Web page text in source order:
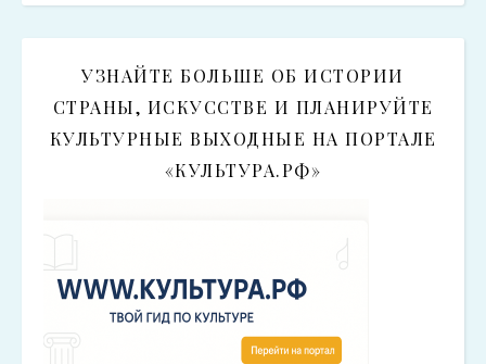
УЗНАЙТЕ БОЛЬШЕ ОБ ИСТОРИИ
СТРАНЫ, ИСКУССТВЕ И ПЛАНИРУЙТЕ
КУЛЬТУРНЫЕ ВЫХОДНЫЕ НА ПОРТАЛЕ
«КУЛЬТУРА.РФ»